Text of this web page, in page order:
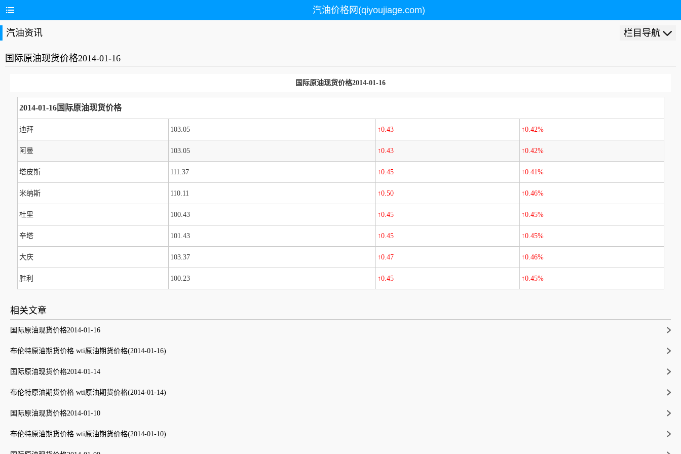
汽油价格网(qiyoujiage.com)
汽油资讯 栏目导航
国际原油现货价格2014-01-16
国际原油现货价格2014-01-16
2014-01-16国际原油现货价格
迪拜 103.05 ↑0.43 ↑0.42%
阿曼 103.05 ↑0.43 ↑0.42%
塔皮斯 111.37 ↑0.45 ↑0.41%
米纳斯 110.11 ↑0.50 ↑0.46%
杜里 100.43 ↑0.45 ↑0.45%
辛塔 101.43 ↑0.45 ↑0.45%
大庆 103.37 ↑0.47 ↑0.46%
胜利 100.23 ↑0.45 ↑0.45%
相关文章
国际原油现货价格2014-01-16
布伦特原油期货价格 wti原油期货价格(2014-01-16)
国际原油现货价格2014-01-14
布伦特原油期货价格 wti原油期货价格(2014-01-14)
国际原油现货价格2014-01-10
布伦特原油期货价格 wti原油期货价格(2014-01-10)